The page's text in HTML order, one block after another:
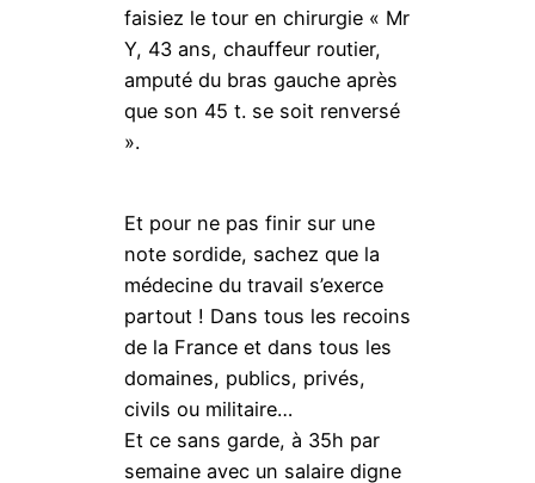
faisiez le tour en chirurgie « Mr
Y, 43 ans, chauffeur routier,
amputé du bras gauche après
que son 45 t. se soit renversé
».
Et pour ne pas finir sur une
note sordide, sachez que la
médecine du travail s’exerce
partout ! Dans tous les recoins
de la France et dans tous les
domaines, publics, privés,
civils ou militaire…
Et ce sans garde, à 35h par
semaine avec un salaire digne